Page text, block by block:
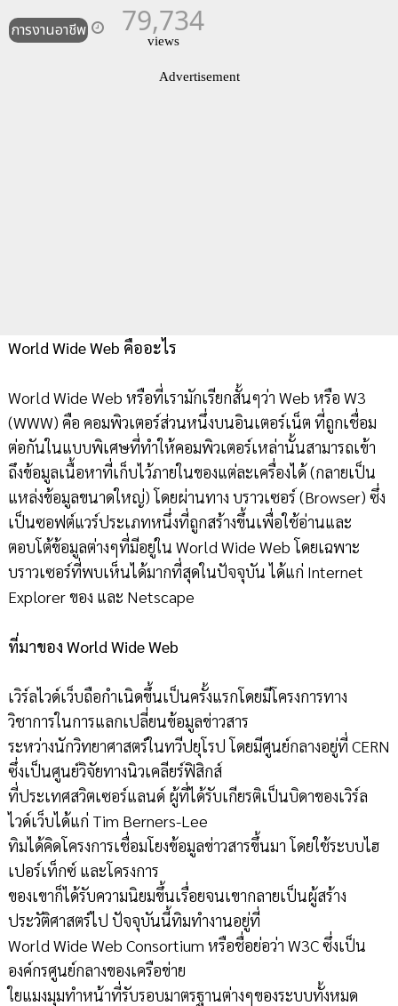
การงานอาชีพ 79,734
views
Advertisement
World Wide Web คืออะไร
World Wide Web หรือที่เรามักเรียกสั้นๆว่า Web หรือ W3
(WWW) คือ คอมพิวเตอร์ส่วนหนึ่งบนอินเตอร์เน็ต ที่ถูกเชื่อม
ต่อกันในแบบพิเศษที่ทำให้คอมพิวเตอร์เหล่านั้นสามารถเข้า
ถึงข้อมูลเนื้อหาที่เก็บไว้ภายในของแต่ละเครื่องได้ (กลายเป็น
แหล่งข้อมูลขนาดใหญ่) โดยผ่านทาง บราวเซอร์ (Browser) ซึ่ง
เป็นซอฟต์แวร์ประเภทหนึ่งที่ถูกสร้างขึ้นเพื่อใช้อ่านและ
ตอบโต้ข้อมูลต่างๆที่มีอยู่ใน World Wide Web โดยเฉพาะ
บราวเซอร์ที่พบเห็นได้มากที่สุดในปัจจุบัน ได้แก่ Internet
Explorer ของ และ Netscape
ที่มาของ World Wide Web
เวิร์ลไวด์เว็บถือกำเนิดขึ้นเป็นครั้งแรกโดยมีโครงการทาง
วิชาการในการแลกเปลี่ยนข้อมูลข่าวสาร
ระหว่างนักวิทยาศาสตร์ในทวีปยุโรป โดยมีศูนย์กลางอยู่ที่ CERN
ซึ่งเป็นศูนย์วิจัยทางนิวเคลียร์ฟิสิกส์
ที่ประเทศสวิตเซอร์แลนด์ ผู้ที่ได้รับเกียรติเป็นบิดาของเวิร์ล
ไวด์เว็บได้แก่ Tim Berners-Lee
ทิมได้คิดโครงการเชื่อมโยงข้อมูลข่าวสารขึ้นมา โดยใช้ระบบไฮ
เปอร์เท็กซ์ และโครงการ
ของเขาก็ได้รับความนิยมขึ้นเรื่อยจนเขากลายเป็นผู้สร้าง
ประวัติศาสตร์ไป ปัจจุบันนี้ทิมทำงานอยู่ที่
World Wide Web Consortium หรือชื่อย่อว่า W3C ซึ่งเป็น
องค์กรศูนย์กลางของเครือข่าย
ใยแมงมุมทำหน้าที่รับรอบมาตรฐานต่างๆของระบบทั้งหมด